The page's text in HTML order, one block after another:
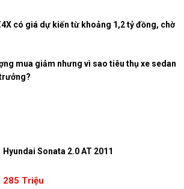
có giá dự kiến từ khoảng 1,2 tỷ đồng, chờ
mua giảm nhưng vì sao tiêu thụ xe sedan
Hyundai Sonata 2.0 AT 2011
285 Triệu